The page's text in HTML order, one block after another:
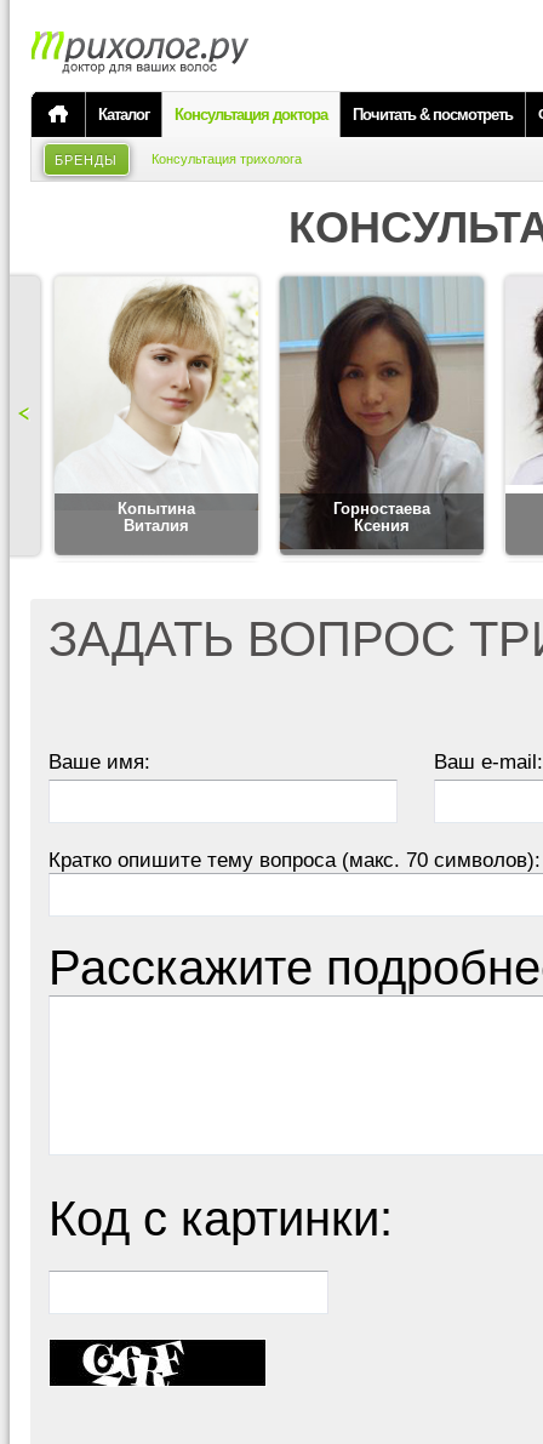
Каталог Консультация доктора Почитать & посмотреть
БРЕНДЫ Консультация трихолога
Копытина
Виталия
Горностаева
Ксения
ЗАДАТЬ ВОПРОС
Ваше имя: Ваш e-mail:
Кратко опишите тему вопроса (макс. 70 символов):
Расскажите
Код с картинки: